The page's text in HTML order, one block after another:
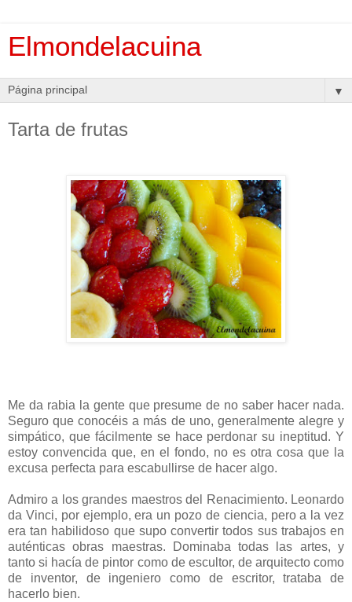
Elmondelacuina
▼
Tarta de frutas
Me da rabia la gente que presume de no saber hacer nada.
Seguro que conocéis a más de uno, generalmente alegre y
simpático, que fácilmente se hace perdonar su ineptitud. Y
estoy convencida que, en el fondo, no es otra cosa que la
excusa perfecta para escabullirse de hacer algo.
Admiro a los grandes maestros del Renacimiento. Leonardo
da Vinci, por ejemplo, era un pozo de ciencia, pero a la vez
era tan habilidoso que supo convertir todos sus trabajos en
auténticas obras maestras. Dominaba todas las artes, y
tanto si hacía de pintor como de escultor, de arquitecto como
de inventor, de ingeniero como de escritor, trataba de
hacerlo bien.